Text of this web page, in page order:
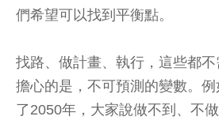
們希望可以找到平衡點。
找路、做計畫、執行，這些都
擔心的是，不可預測的變數。例
了2050年，大家說做不到、不